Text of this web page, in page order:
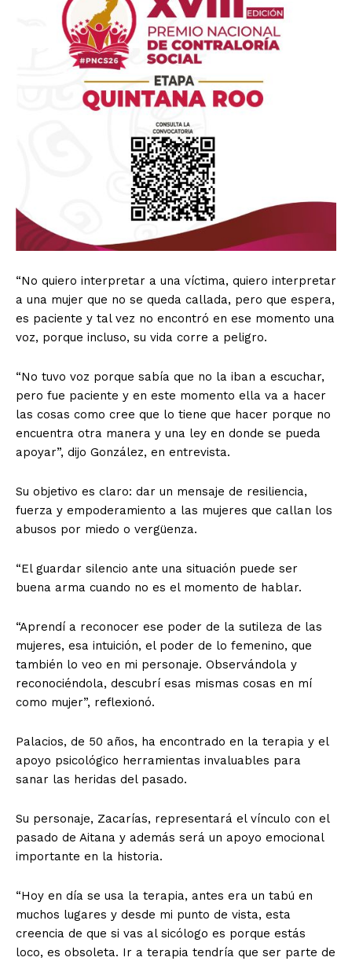
“No quiero interpretar a una víctima, quiero interpretar
a una mujer que no se queda callada, pero que espera,
es paciente y tal vez no encontró en ese momento una
voz, porque incluso, su vida corre a peligro.
“No tuvo voz porque sabía que no la iban a escuchar,
pero fue paciente y en este momento ella va a hacer
las cosas como cree que lo tiene que hacer porque no
encuentra otra manera y una ley en donde se pueda
apoyar”, dijo González, en entrevista.
Su objetivo es claro: dar un mensaje de resiliencia,
fuerza y empoderamiento a las mujeres que callan los
abusos por miedo o vergüenza.
“El guardar silencio ante una situación puede ser
buena arma cuando no es el momento de hablar.
“Aprendí a reconocer ese poder de la sutileza de las
mujeres, esa intuición, el poder de lo femenino, que
también lo veo en mi personaje. Observándola y
reconociéndola, descubrí esas mismas cosas en mí
como mujer”, reflexionó.
Palacios, de 50 años, ha encontrado en la terapia y el
apoyo psicológico herramientas invaluables para
sanar las heridas del pasado.
Su personaje, Zacarías, representará el vínculo con el
pasado de Aitana y además será un apoyo emocional
importante en la historia.
“Hoy en día se usa la terapia, antes era un tabú en
muchos lugares y desde mi punto de vista, esta
creencia de que si vas al sicólogo es porque estás
loco, es obsoleta. Ir a terapia tendría que ser parte de